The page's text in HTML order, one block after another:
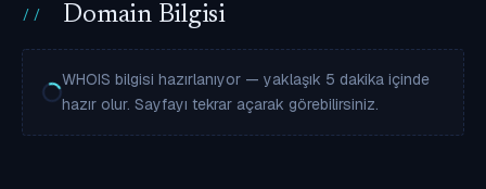
Domain Bilgisi
WHOIS bilgisi hazırlanıyor — yaklaşık 5 dakika içinde
hazır olur. Sayfayı tekrar açarak görebilirsiniz.